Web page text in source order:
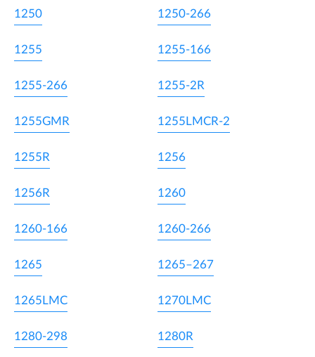
1250 1250-266
1255 1255-166
1255-266 1255-2R
1255GMR 1255LMCR-2
1255R 1256
1256R 1260
1260-166 1260-266
1265 1265–267
1265LMC 1270LMC
1280-298 1280R